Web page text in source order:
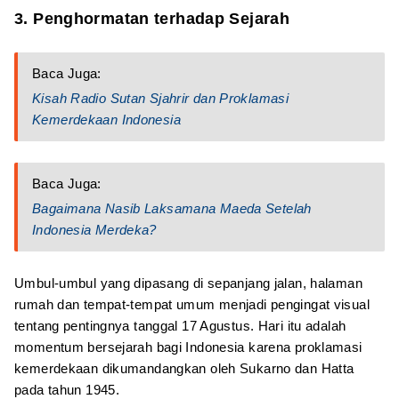
3. Penghormatan terhadap Sejarah
Baca Juga:
Kisah Radio Sutan Sjahrir dan Proklamasi
Kemerdekaan Indonesia
Baca Juga:
Bagaimana Nasib Laksamana Maeda Setelah
Indonesia Merdeka?
Umbul-umbul yang dipasang di sepanjang jalan, halaman
rumah dan tempat-tempat umum menjadi pengingat visual
tentang pentingnya tanggal 17 Agustus. Hari itu adalah
momentum bersejarah bagi Indonesia karena proklamasi
kemerdekaan dikumandangkan oleh Sukarno dan Hatta
pada tahun 1945.